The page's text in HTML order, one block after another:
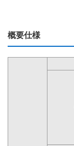
概要仕様